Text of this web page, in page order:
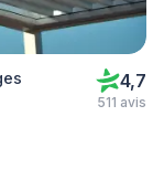
4,7
511 avis